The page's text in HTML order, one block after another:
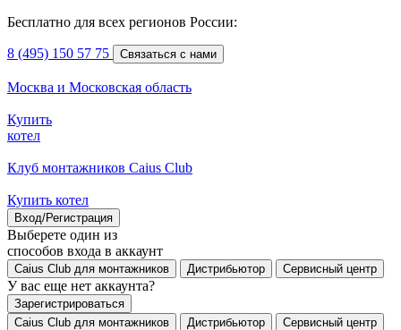
Бесплатно для всех регионов России:
8 (495) 150 57 75 Связаться с нами
Москва и Московская область
Купить
котел
Клуб монтажников Caius Club
Купить котел
Вход/Регистрация
Выберете один из
способов входа в аккаунт
Caius Club для монтажников Дистрибьютор Сервисный центр
У вас еще нет аккаунта?
Зарегистрироваться
Caius Club для монтажников
Дистрибьютор
Сервисный центр